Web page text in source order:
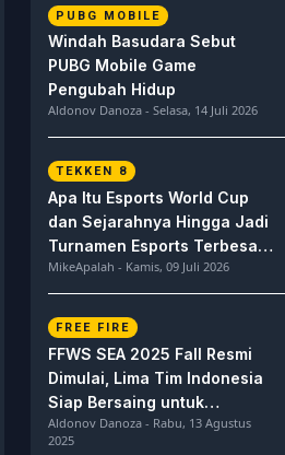
PUBG MOBILE
Windah Basudara Sebut
PUBG Mobile Game
Pengubah Hidup
Aldonov Danoza - Selasa, 14 Juli 2026
TEKKEN 8
Apa Itu Esports World Cup
dan Sejarahnya Hingga Jadi
Turnamen Esports Terbesar
di Dunia
MikeApalah - Kamis, 09 Juli 2026
FREE FIRE
FFWS SEA 2025 Fall Resmi
Dimulai, Lima Tim Indonesia
Siap Bersaing untuk
Dominasi
Aldonov Danoza - Rabu, 13 Agustus
2025